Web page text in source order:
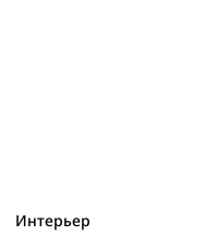
Интерьер